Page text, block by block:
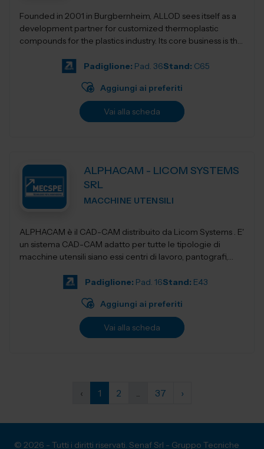
Founded in 2001 in Burgbernheim, ALLOD sees itself as a
development partner for customized thermoplastic
compounds for the plastics industry. Its core business is the
Padiglione: Pad. 36Stand: C65
Aggiungi ai preferiti
Vai alla scheda
ALPHACAM - LICOM SYSTEMS
SRL
MACCHINE UTENSILI
ALPHACAM è il CAD-CAM distribuito da Licom Systems . E'
un sistema CAD-CAM adatto per tutte le tipologie di
macchine utensili siano essi centri di lavoro, pantografi,
Padiglione: Pad. 16Stand: E43
Aggiungi ai preferiti
Vai alla scheda
‹ 1 2 ... 37 ›
© 2026 - Tutti i diritti riservati. Senaf Srl - Gruppo Tecniche